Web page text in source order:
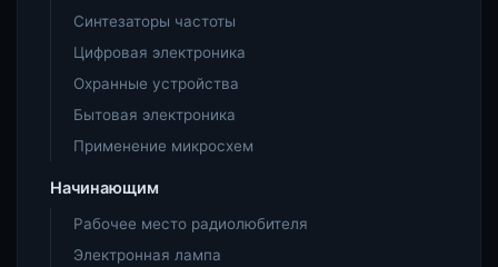
Синтезаторы частоты
Цифровая электроника
Охранные устройства
Бытовая электроника
Применение микросхем
Начинающим
Рабочее место радиолюбителя
Электронная лампа